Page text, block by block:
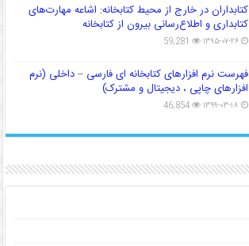
کتابداران در خارج از محیط کتابخانه: اشاعه مهارت‌های
کتابداری و اطلاع‌رسانی بیرون از کتابخانه
۱۳۹۵-۰۷-۲۶ 59,281
فهرست نرم افزارهای کتابخانه ای فارسی – داخلی (نرم
افزارهای چاپی ، دیجیتال و مشترک)
۱۳۹۹-۰۳-۱۸ 46,854